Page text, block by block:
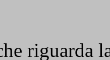
riguarda